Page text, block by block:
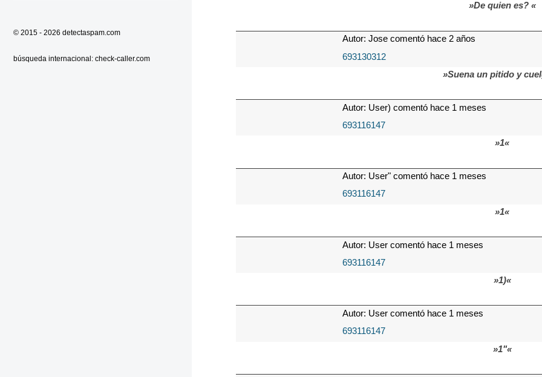
»De quien es? «
Autor: Jose comentó hace 2 años
693130312
»Suena un pitido y
Autor: User) comentó hace 1 meses
693116147
»1«
Autor: User" comentó hace 1 meses
693116147
»1«
Autor: User comentó hace 1 meses
693116147
»1)«
Autor: User comentó hace 1 meses
693116147
»1"«
© 2015 - 2026 detectaspam.com
búsqueda internacional: check-caller.com